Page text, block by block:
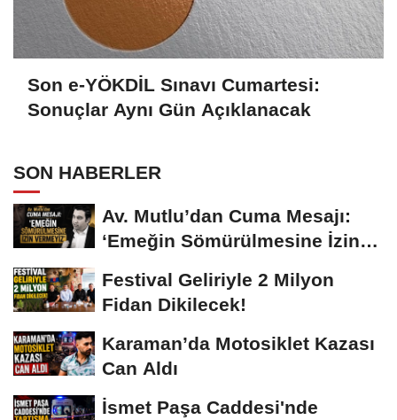
Son e-YÖKDİL Sınavı Cumartesi:
Sonuçlar Aynı Gün Açıklanacak
SON HABERLER
Av. Mutlu’dan Cuma Mesajı:
‘Emeğin Sömürülmesine İzin
Festival Geliriyle 2 Milyon
Fidan Dikilecek!
Karaman’da Motosiklet Kazası
Can Aldı
İsmet Paşa Caddesi'nde